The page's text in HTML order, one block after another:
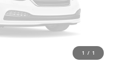
1 / 1